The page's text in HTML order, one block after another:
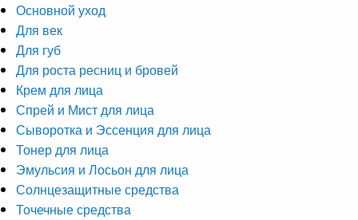
Основной уход
Для век
Для губ
Для роста ресниц и бровей
Крем для лица
Спрей и Мист для лица
Сыворотка и Эссенция для лица
Тонер для лица
Эмульсия и Лосьон для лица
Солнцезащитные средства
Точечные средства